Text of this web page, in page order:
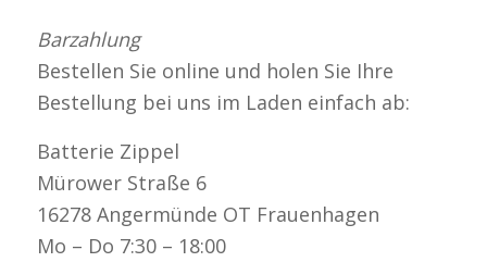
Barzahlung
Bestellen Sie online und holen Sie Ihre
Bestellung bei uns im Laden einfach ab:
Batterie Zippel
Mürower Straße 6
16278 Angermünde OT Frauenhagen
Mo – Do 7:30 – 18:00